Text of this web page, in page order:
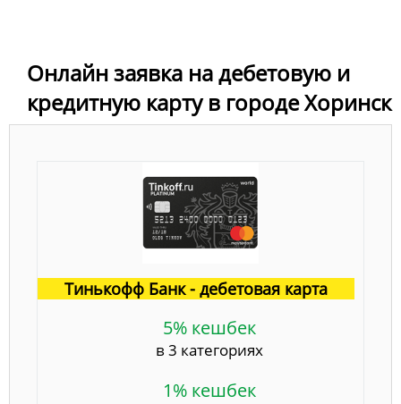
Онлайн заявка на дебетовую и
кредитную карту в городе Хоринск
Тинькофф Банк - дебетовая карта
5% кешбек
в 3 категориях
1% кешбек